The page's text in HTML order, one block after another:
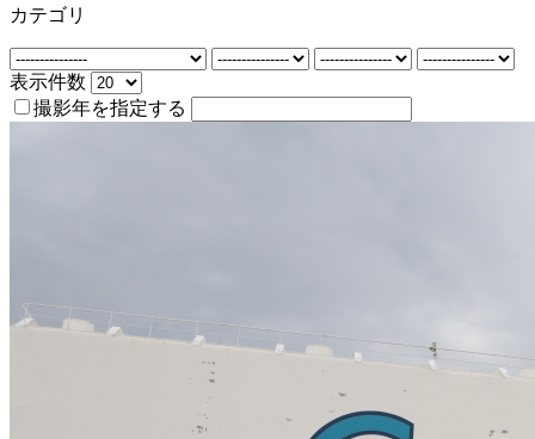
カテゴリ
表示件数
撮影年を指定する